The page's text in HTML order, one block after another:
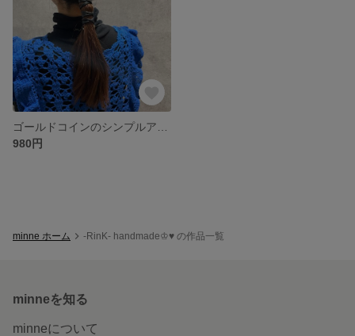
980円
minne ホーム -RinK- handmade♔♥︎ の作品一覧
minneを知る
minneについて